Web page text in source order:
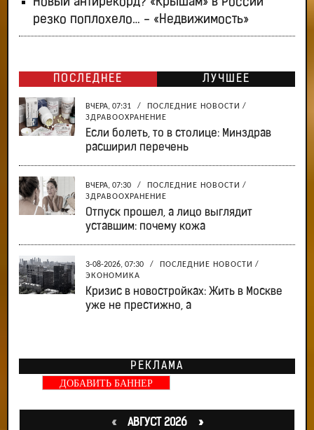
резко поплохело… - «Недвижимость»
ПОСЛЕДНЕЕ ЛУЧШЕЕ
ВЧЕРА, 07:31 / ПОСЛЕДНИЕ НОВОСТИ /
ЗДРАВООХРАНЕНИЕ
Если болеть, то в столице: Минздрав
расширил перечень
ВЧЕРА, 07:30 / ПОСЛЕДНИЕ НОВОСТИ /
ЗДРАВООХРАНЕНИЕ
Отпуск прошел, а лицо выглядит
уставшим: почему кожа
3-08-2026, 07:30 / ПОСЛЕДНИЕ НОВОСТИ /
ЭКОНОМИКА
Кризис в новостройках: Жить в Москве
уже не престижно, а
РЕКЛАМА
ДОБАВИТЬ БАННЕР
«АВГУСТ 2026 »